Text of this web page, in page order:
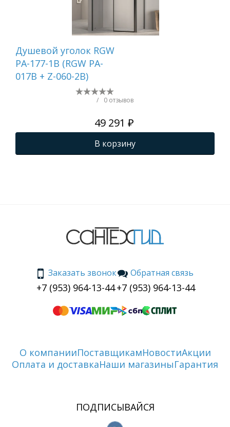
Душевой уголок RGW
PA-177-1B (RGW PA-
017B + Z-060-2B)
/ 0 отзывов
49 291 ₽
В корзину
Заказать звонок
+7 (953) 964-13-44
Обратная связь
+7 (953) 964-13-44
О компанииПоставщикамНовостиАкции
Оплата и доставкаНаши магазиныГарантия
ПОДПИСЫВАЙСЯ